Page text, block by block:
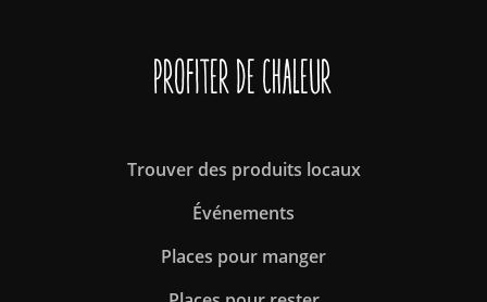
Profiter de Chaleur
Trouver des produits locaux
Événements
Places pour manger